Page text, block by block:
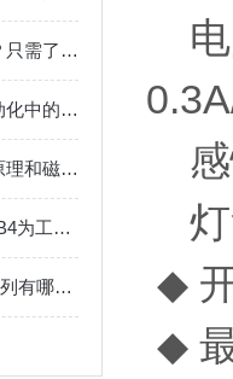
如何快速成为变频器高手？只需了解这15个变频器问题
三菱张力检测器：工业自动化中的关键技术与应用
三菱磁粉离合器基于电磁原理和磁粉传递转矩的自动化控制器件
三菱伺服放大器MR-J4-40B4为工业自动化领域注入了新的活力
三菱伺服放大器MR-J2S系列有哪些特点？
电
感
灯
◆
◆